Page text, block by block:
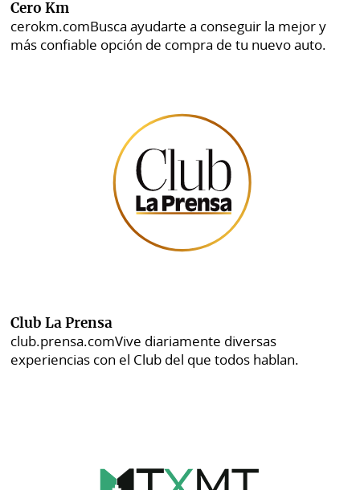
Cero Km
cerokm.comBusca ayudarte a conseguir la mejor y
más confiable opción de compra de tu nuevo auto.
Club La Prensa
club.prensa.comVive diariamente diversas
experiencias con el Club del que todos hablan.